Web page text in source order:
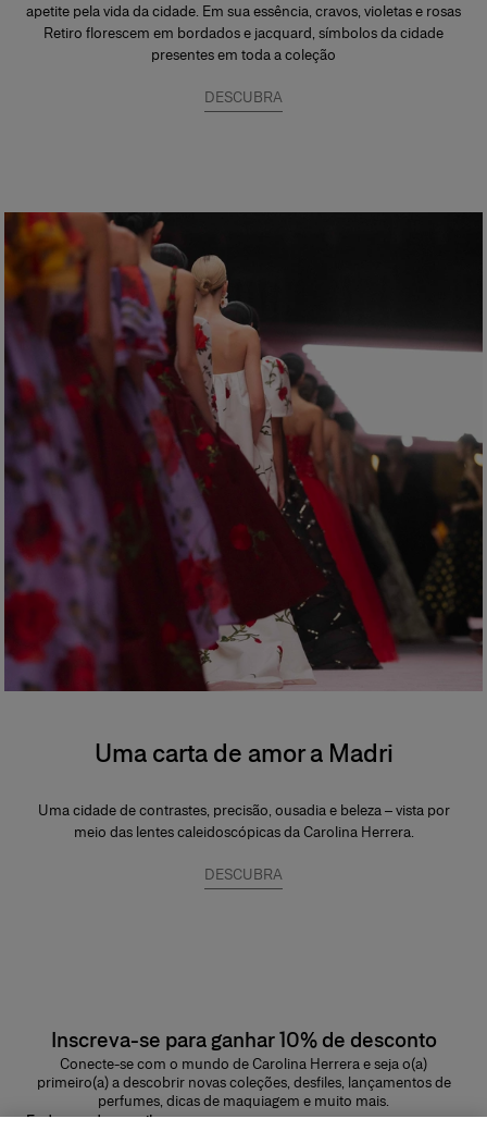
apetite pela vida da cidade. Em sua essência, cravos, violetas e rosas
Retiro florescem em bordados e jacquard, símbolos da cidade
presentes em toda a coleção
DESCUBRA
Uma carta de amor a Madri
Uma cidade de contrastes, precisão, ousadia e beleza – vista por
meio das lentes caleidoscópicas da Carolina Herrera.
DESCUBRA
Inscreva-se para ganhar 10% de desconto
Conecte-se com o mundo de Carolina Herrera e seja o(a)
primeiro(a) a descobrir novas coleções, desfiles, lançamentos de
perfumes, dicas de maquiagem e muito mais.
Endereço de e-mail